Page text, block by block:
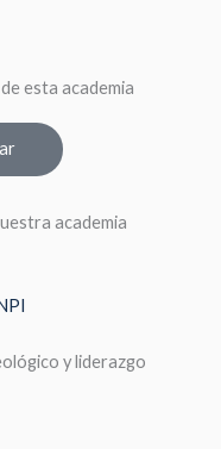
esta academia
academia
y liderazgo